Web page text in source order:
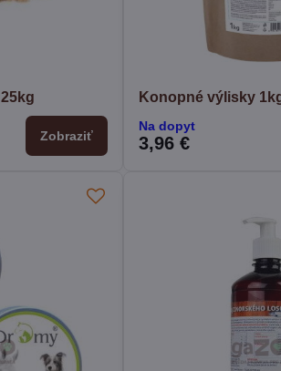
Zobraziť
Konopné výlisky
Na dopyt
3,96 €